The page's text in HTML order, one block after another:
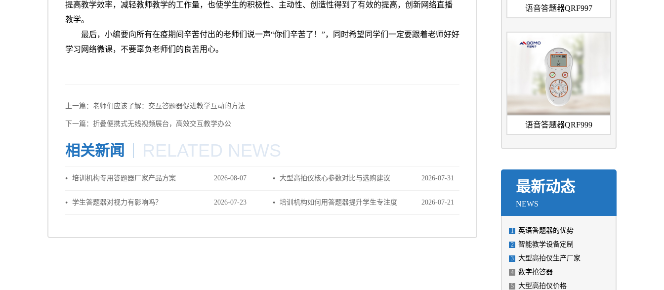
语音答题器QRF997
语音答题器QRF999
最新动态
NEWS
1 英语答题器的优势
2 智能教学设备定制
3 大型高拍仪生产厂家
4 数字抢答器
5 大型高拍仪价格
提高教学效率，减轻教师教学的工作量，也使学生的积极性、主动性、创造性得到了有效的提高，创新网络直播
教学。
最后，小编要向所有在疫期间辛苦付出的老师们说一声“你们辛苦了！”，同时希望同学们一定要跟着老师好好
学习网络微课，不要辜负老师们的良苦用心。
上一篇： 老师们应该了解：交互答题器促进教学互动的方法
下一篇： 折叠便携式无线视频展台，高效交互教学办公
相关新闻 RELATED NEWS
培训机构专用答题器厂家产品方案 2026-08-07 大型高拍仪核心参数对比与选购建议 2026-07-31
学生答题器对视力有影响吗？ 2026-07-23 培训机构如何用答题器提升学生专注度 2026-07-21